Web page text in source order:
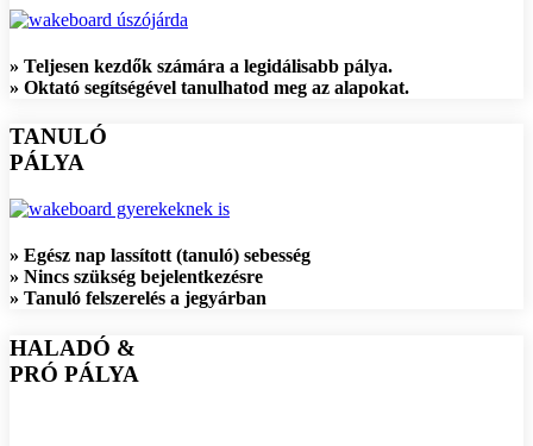
» Teljesen kezdők számára a legidálisabb pálya.
» Oktató segítségével tanulhatod meg az alapokat.
TANULÓ
PÁLYA
» Egész nap lassított (tanuló) sebesség
» Nincs szükség bejelentkezésre
» Tanuló felszerelés a jegyárban
HALADÓ &
PRÓ PÁLYA